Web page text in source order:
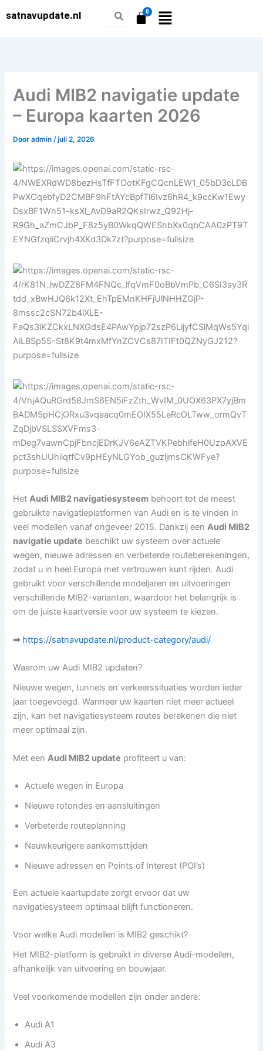
naar
satnavupdate.nl
Audi MIB2 navigatie update
– Europa kaarten 2026
Dooradmin /juli 2, 2026
HetAudi MIB2 navigatiesysteem behoort tot de meest
gebruikte navigatieplatformen van Audi en is te vinden in
veel modellen vanaf ongeveer 2015. Dankzij eenAudi MIB2
navigatie update beschikt uw systeem over actuele
wegen, nieuwe adressen en verbeterde routeberekeningen,
zodat u in heel Europa met vertrouwen kunt rijden. Audi
gebruikt voor verschillende modeljaren en uitvoeringen
verschillende MIB2-varianten, waardoor het belangrijk is
om de juiste kaartversie voor uw systeem te kiezen.
➡ https://satnavupdate.nl/product-category/audi/
Waarom uw Audi MIB2 updaten?
Nieuwe wegen, tunnels en verkeerssituaties worden ieder
jaar toegevoegd. Wanneer uw kaarten niet meer actueel
zijn, kan het navigatiesysteem routes berekenen die niet
meer optimaal zijn.
Met eenAudi MIB2 update profiteert u van:
Actuele wegen in Europa
Nieuwe rotondes en aansluitingen
Verbeterde routeplanning
Nauwkeurigere aankomsttijden
Nieuwe adressen en Points of Interest (POI’s)
Een actuele kaartupdate zorgt ervoor dat uw
navigatiesysteem optimaal blijft functioneren.
Voor welke Audi modellen is MIB2 geschikt?
Het MIB2-platform is gebruikt in diverse Audi-modellen,
afhankelijk van uitvoering en bouwjaar.
Veel voorkomende modellen zijn onder andere:
Audi A1
Audi A3